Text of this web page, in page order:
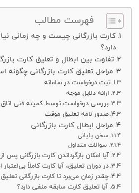
فهرست مطالب
کارت بازرگانی چیست و چه زمانی
دارد؟
تفاوت بین ابطال و تعلیق کارت
مراحل تعلیق کارت بازرگانی چگونه
ثبت درخواست در سامانه
ارائه دلایل موجه
بررسی درخواست توسط کمیته فنی اتاق
صدور نامه تعلیق موقت
مراحل ابطال کارت بازرگانی
سخن پایانی
سوالات متداول
آیا امکان بازگرداندن کارت بازرگانی پس
در دوران تعلیق، آیا کارت کاملاً
چقدر زمان می‌برد تا کارت بازرگانی
آیا تعلیق کارت سابقه منفی دارد؟